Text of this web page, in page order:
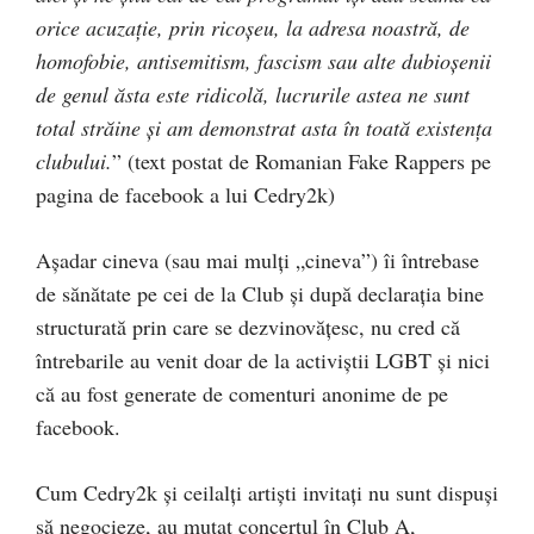
orice acuzaţie, prin ricoşeu, la adresa noastră, de
homofobie, antisemitism, fascism sau alte dubioşenii
de genul ăsta este ridicolă, lucrurile astea ne sunt
total străine şi am demonstrat asta în toată existenţa
clubului.” (text postat de Romanian Fake Rappers pe
pagina de facebook a lui Cedry2k)
Aşadar cineva (sau mai mulţi „cineva”) îi întrebase
de sănătate pe cei de la Club şi după declaraţia bine
structurată prin care se dezvinovăţesc, nu cred că
întrebarile au venit doar de la activiştii LGBT şi nici
că au fost generate de comenturi anonime de pe
facebook.
Cum Cedry2k şi ceilalţi artişti invitaţi nu sunt dispuşi
să negocieze, au mutat concertul în Club A,